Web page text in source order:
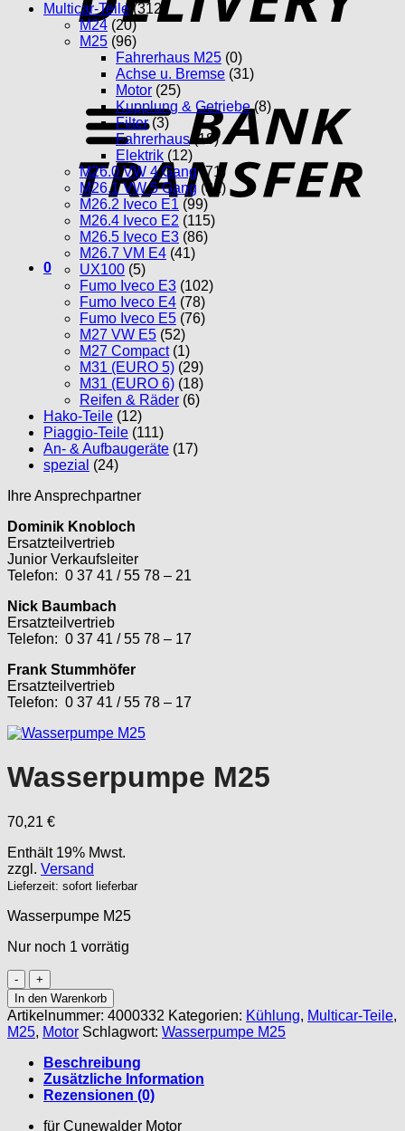
0
Multicar-Teile (312)
M24 (20)
M25 (96)
Fahrerhaus M25 (0)
Achse u. Bremse (31)
Motor (25)
Kupplung & Getriebe (8)
Filter (3)
Fahrerhaus (18)
Elektrik (12)
M26.0 VW 4 Gang (71)
M26.1 VW 5 Gang (81)
M26.2 Iveco E1 (99)
M26.4 Iveco E2 (115)
M26.5 Iveco E3 (86)
M26.7 VM E4 (41)
UX100 (5)
Fumo Iveco E3 (102)
Fumo Iveco E4 (78)
Fumo Iveco E5 (76)
M27 VW E5 (52)
M27 Compact (1)
M31 (EURO 5) (29)
M31 (EURO 6) (18)
Reifen & Räder (6)
Hako-Teile (12)
Piaggio-Teile (111)
An- & Aufbaugeräte (17)
spezial (24)
Ihre Ansprechpartner
Dominik Knobloch
Ersatzteilvertrieb
Junior Verkaufsleiter
Telefon: 0 37 41 / 55 78 – 21
Nick Baumbach
Ersatzteilvertrieb
Telefon: 0 37 41 / 55 78 – 17
Frank Stummhöfer
Ersatzteilvertrieb
Telefon: 0 37 41 / 55 78 – 17
Wasserpumpe M25
70,21 €
Enthält 19% Mwst.
zzgl. Versand
Lieferzeit: sofort lieferbar
Wasserpumpe M25
Nur noch 1 vorrätig
Wasserpumpe
M25
Menge
In den Warenkorb
Artikelnummer: 4000332 Kategorien: Kühlung, Multicar-Teile,
M25, Motor Schlagwort: Wasserpumpe M25
Beschreibung
Zusätzliche Information
Rezensionen (0)
für Cunewalder Motor